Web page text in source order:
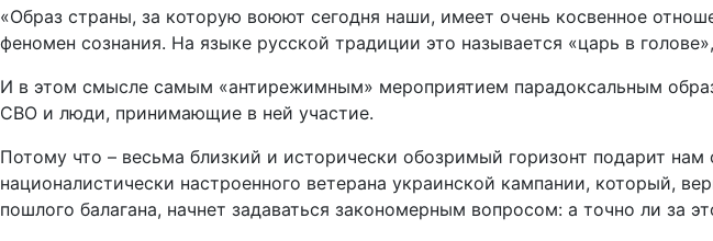
«Образ страны, за которую воюют сегодня наши, имеет очень косвенное
феномен сознания. На языке русской традиции это называется «царь в
И в этом смысле самым «антирежимным» мероприятием парадоксальным
СВО и люди, принимающие в ней участие.
Потому что – весьма близкий и исторически обозримый горизонт подарит
националистически настроенного ветерана украинской кампании, который,
пошлого балагана, начнет задаваться закономерным вопросом: а точно ли за